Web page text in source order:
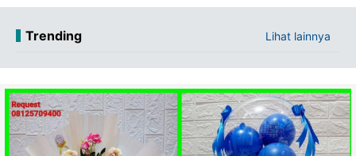
Trending Lihat lainnya